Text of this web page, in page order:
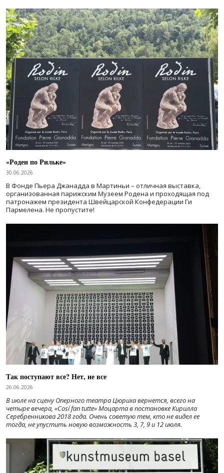
«Роден по Рильке»
30.06.2026
В Фонде Пьера Джанадда в Мартиньи – отличная выставка,
организованная парижским Музеем Родена и проходящая под
патронажем президента Швейцарской Конфедерации Ги
Пармелена. Не пропустите!
Так поступают все? Нет, не все
26.06.2026
В июле на сцену Оперного театра Цюриха вернется, всего на
четыре вечера, «Cosí fan tutte» Моцарта в постановке Кирилла
Серебренникова 2018 года. Очень советую тем, кто не видел ее
тогда, не упустить новую возможность 3, 7, 9 и 12 июля.